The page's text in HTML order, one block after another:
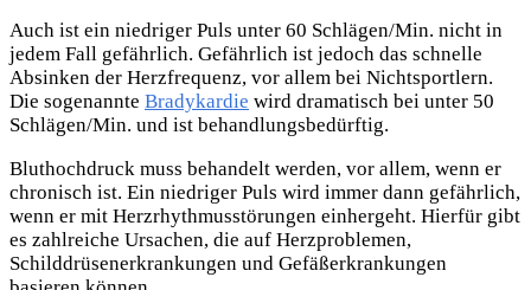
Auch ist ein niedriger Puls unter 60 Schlägen/Min. nicht in
jedem Fall gefährlich. Gefährlich ist jedoch das schnelle
Absinken der Herzfrequenz, vor allem bei Nichtsportlern.
Die sogenannte Bradykardie wird dramatisch bei unter 50
Schlägen/Min. und ist behandlungsbedürftig.
Bluthochdruck muss behandelt werden, vor allem, wenn er
chronisch ist. Ein niedriger Puls wird immer dann gefährlich,
wenn er mit Herzrhythmusstörungen einhergeht. Hierfür gibt
es zahlreiche Ursachen, die auf Herzproblemen,
Schilddrüsenerkrankungen und Gefäßerkrankungen